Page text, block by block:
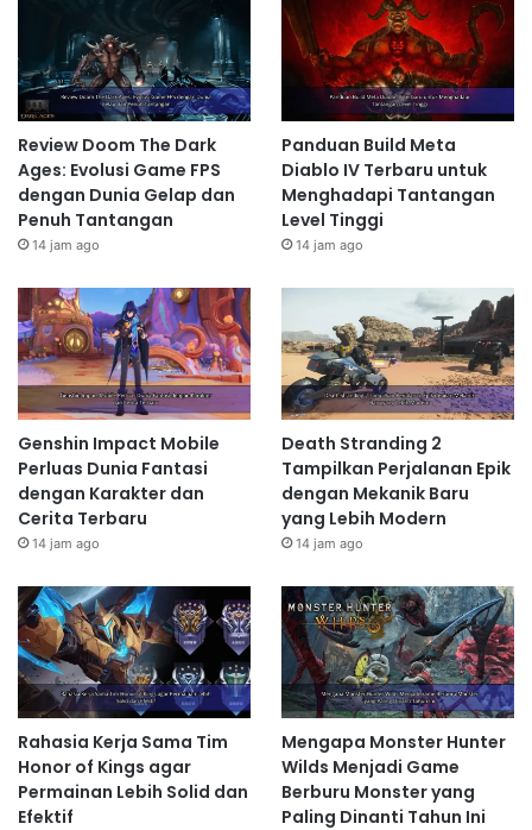
Review Doom The Dark
Ages: Evolusi Game FPS
dengan Dunia Gelap dan
Penuh Tantangan
14 jam ago
Panduan Build Meta
Diablo IV Terbaru untuk
Menghadapi Tantangan
Level Tinggi
14 jam ago
Genshin Impact Mobile
Perluas Dunia Fantasi
dengan Karakter dan
Cerita Terbaru
14 jam ago
Death Stranding 2
Tampilkan Perjalanan Epik
dengan Mekanik Baru
yang Lebih Modern
14 jam ago
Rahasia Kerja Sama Tim
Honor of Kings agar
Permainan Lebih Solid dan
Efektif
Mengapa Monster Hunter
Wilds Menjadi Game
Berburu Monster yang
Paling Dinanti Tahun Ini